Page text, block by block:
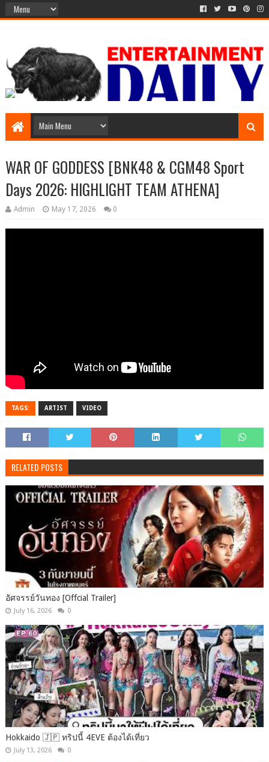
WAR OF GODDESS [BNK48 & CGM48 Sport
Days 2026: HIGHLIGHT TEAM ATHENA]
Admin May 17, 2026 0
TAGS: ARTIST VIDEO
RELATED POSTS
อัศจรรย์วันทอง [Offcial Trailer]
July 16, 2026 0
Hokkaido 🇯🇵 ทริปนี้ 4EVE ต้องได้เที่ยว
July 13, 2026 0